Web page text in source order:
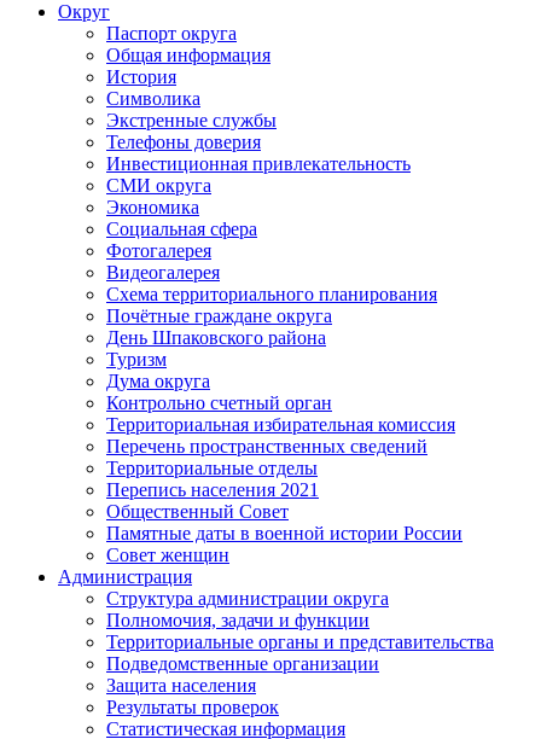
Округ
Паспорт округа
Общая информация
История
Символика
Экстренные службы
Телефоны доверия
Инвестиционная привлекательность
СМИ округа
Экономика
Социальная сфера
Фотогалерея
Видеогалерея
Схема территориального планирования
Почётные граждане округа
День Шпаковского района
Туризм
Дума округа
Контрольно счетный орган
Территориальная избирательная комиссия
Перечень пространственных сведений
Территориальные отделы
Перепись населения 2021
Общественный Совет
Памятные даты в военной истории России
Совет женщин
Администрация
Структура администрации округа
Полномочия, задачи и функции
Территориальные органы и представительства
Подведомственные организации
Защита населения
Результаты проверок
Статистическая информация